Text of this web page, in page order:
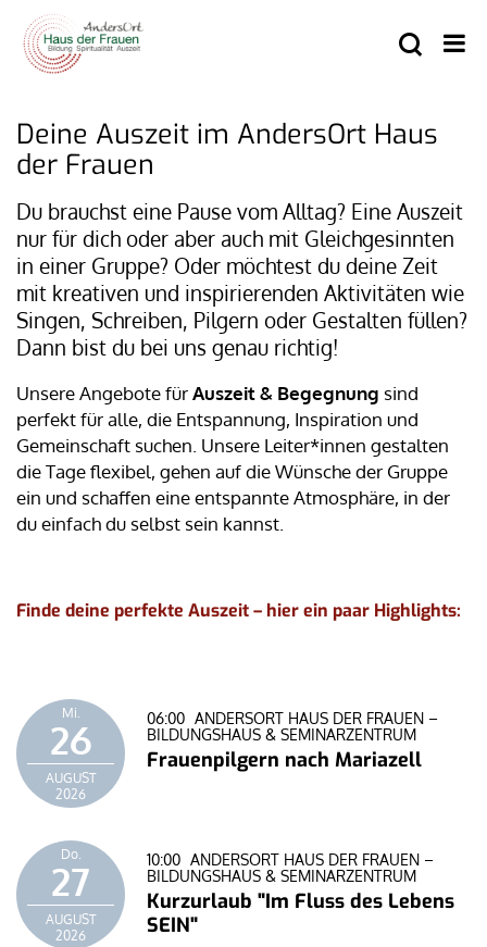
Deine Auszeit im AndersOrt Haus
der Frauen
Du brauchst eine Pause vom Alltag? Eine Auszeit
nur für dich oder aber auch mit Gleichgesinnten
in einer Gruppe? Oder möchtest du deine Zeit
mit kreativen und inspirierenden Aktivitäten wie
Singen, Schreiben, Pilgern oder Gestalten füllen?
Dann bist du bei uns genau richtig!
Unsere Angebote fürAuszeit & Begegnung sind
perfekt für alle, die Entspannung, Inspiration und
Gemeinschaft suchen. Unsere Leiter*innen gestalten
die Tage flexibel, gehen auf die Wünsche der Gruppe
ein und schaffen eine entspannte Atmosphäre, in der
du einfach du selbst sein kannst.
Finde deine perfekte Auszeit – hier ein paar Highlights:
Mi.
26
AUGUST
2026
06:00 ANDERSORT HAUS DER FRAUEN –
BILDUNGSHAUS & SEMINARZENTRUM
Frauenpilgern nach Mariazell
Do.
27
AUGUST
2026
10:00 ANDERSORT HAUS DER FRAUEN –
BILDUNGSHAUS & SEMINARZENTRUM
Kurzurlaub "Im Fluss des Lebens
SEIN"